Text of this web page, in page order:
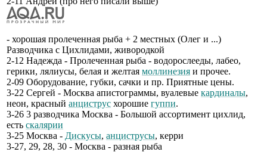
- хорошая пролеченная рыба + 2 местных (Олег и ...)
Разводчика с Цихлидами, живородкой
2-12 Надежда - Пролеченная рыба - водорослееды, лабео,
герики, лялиусы, белая и желтая моллинезия и прочее.
2-09 Оборудование, губки, сачки и пр. Приятные цены.
3-22 Сергей - Москва апистограммы, вуалевые кардиналы,
неон, красный анциструс хорошие гуппи.
3-26 3 разводчика Москва - Большой ассортимент цихлид,
есть скалярии
3-25 Москва - Дискусы, анциструсы, керри
3-27, 29, 28, 30 - Москва - разная рыба